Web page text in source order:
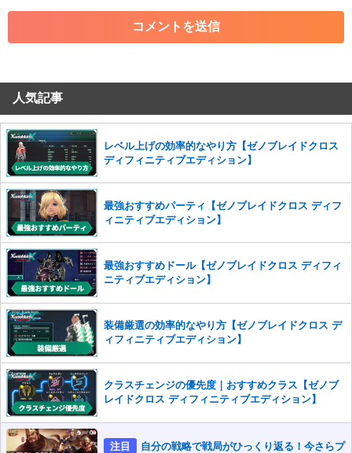
・各ゲームのネタバレを含む内容の投稿
・その他、管理者が不適切と判断した投稿
コメントの削除を申請する
せていただきます。ご了承ください。
※一度削除したコメントは復元ができませんのでご注意くだ
さい。
また、過度な利用規約の違反や、弊社に損害の及ぶ内容の書き込みがあ
った場合は、法的措置をとらせていただく場合もございますので、あら
かじめご理解くださいませ。
人気記事
レベル上げの効率的なやり方【ゼノブレイドクロス
ディフィニティブエディション】
最強おすすめパーティ【ゼノブレイドクロス ディフ
ィニティブエディション】
最強おすすめドール【ゼノブレイドクロス ディフィ
ニティブエディション】
装備厳選の効率的なやり方【ゼノブレイドクロス デ
ィフィニティブエディション】
クラスチェンジの優先度｜おすすめクラス【ゼノブ
レイドクロス ディフィニティブエディション】
注目
自分の戦略で戦局がひっくり返る！今さらプ